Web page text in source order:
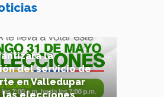
la
del servicio de
en Valledupar